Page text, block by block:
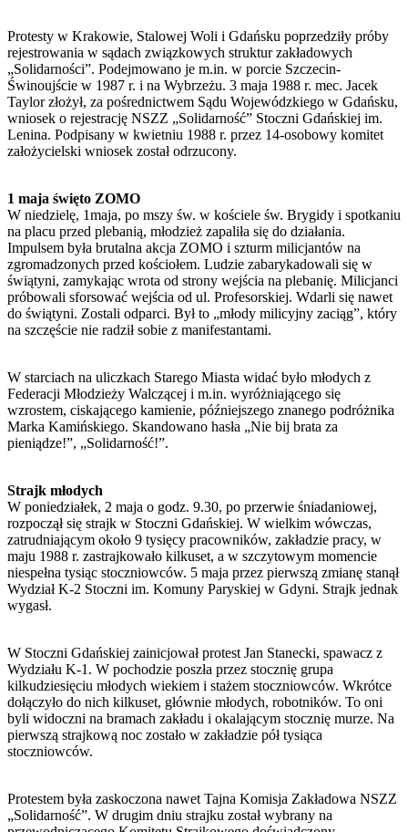
Protesty w Krakowie, Stalowej Woli i Gdańsku poprzedziły próby
rejestrowania w sądach związkowych struktur zakładowych
„Solidarności”. Podejmowano je m.in. w porcie Szczecin-
Świnoujście w 1987 r. i na Wybrzeżu. 3 maja 1988 r. mec. Jacek
Taylor złożył, za pośrednictwem Sądu Wojewódzkiego w Gdańsku,
wniosek o rejestrację NSZZ „Solidarność” Stoczni Gdańskiej im.
Lenina. Podpisany w kwietniu 1988 r. przez 14-osobowy komitet
założycielski wniosek został odrzucony.
1 maja święto ZOMO
W niedzielę, 1maja, po mszy św. w kościele św. Brygidy i spotkaniu
na placu przed plebanią, młodzież zapaliła się do działania.
Impulsem była brutalna akcja ZOMO i szturm milicjantów na
zgromadzonych przed kościołem. Ludzie zabarykadowali się w
świątyni, zamykając wrota od strony wejścia na plebanię. Milicjanci
próbowali sforsować wejścia od ul. Profesorskiej. Wdarli się nawet
do świątyni. Zostali odparci. Był to „młody milicyjny zaciąg”, który
na szczęście nie radził sobie z manifestantami.
W starciach na uliczkach Starego Miasta widać było młodych z
Federacji Młodzieży Walczącej i m.in. wyróżniającego się
wzrostem, ciskającego kamienie, późniejszego znanego podróżnika
Marka Kamińskiego. Skandowano hasła „Nie bij brata za
pieniądze!”, „Solidarność!”.
Strajk młodych
W poniedziałek, 2 maja o godz. 9.30, po przerwie śniadaniowej,
rozpoczął się strajk w Stoczni Gdańskiej. W wielkim wówczas,
zatrudniającym około 9 tysięcy pracowników, zakładzie pracy, w
maju 1988 r. zastrajkowało kilkuset, a w szczytowym momencie
niespełna tysiąc stoczniowców. 5 maja przez pierwszą zmianę stanął
Wydział K-2 Stoczni im. Komuny Paryskiej w Gdyni. Strajk jednak
wygasł.
W Stoczni Gdańskiej zainicjował protest Jan Stanecki, spawacz z
Wydziału K-1. W pochodzie poszła przez stocznię grupa
kilkudziesięciu młodych wiekiem i stażem stoczniowców. Wkrótce
dołączyło do nich kilkuset, głównie młodych, robotników. To oni
byli widoczni na bramach zakładu i okalającym stocznię murze. Na
pierwszą strajkową noc zostało w zakładzie pół tysiąca
stoczniowców.
Protestem była zaskoczona nawet Tajna Komisja Zakładowa NSZZ
„Solidarność”. W drugim dniu strajku został wybrany na